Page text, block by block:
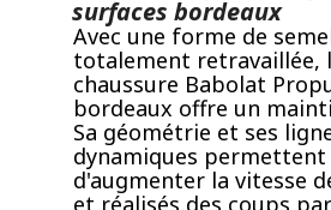
surfaces bordeaux
Avec une forme de
totalement retravaillée,
chaussure Babolat
bordeaux offre un
Sa géométrie et ses
dynamiques permettent
d'augmenter la vitesse
et réalisés des coups